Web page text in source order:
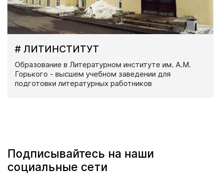
# ЛИТИНСТИТУТ
Образование в Литературном институте им. А.М.
Горького - высшем учебном заведении для
подготовки литературных работников
Подписывайтесь на наши
социальные сети